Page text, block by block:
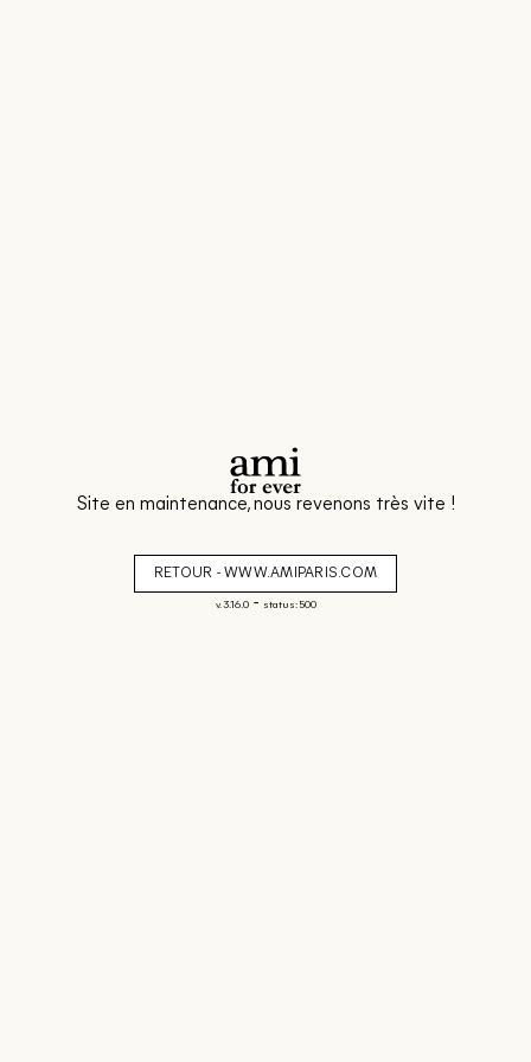
Site en maintenance, nous revenons très vite !
RETOUR - WWW.AMIPARIS.COM
v. 3.16.0- status: 500